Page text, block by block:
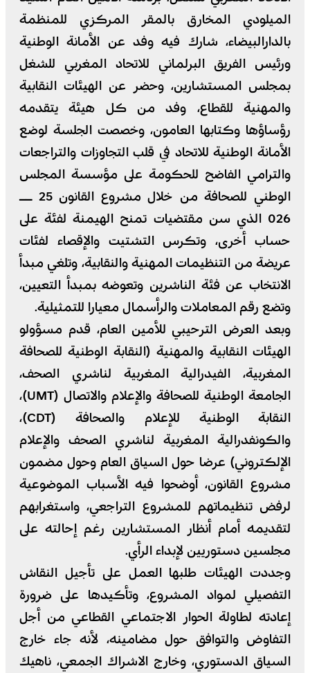
الميلودي المخارق بالمقر المركزي للمنظمة
بالدارالبيضاء، شارك فيه وفد عن الأمانة الوطنية
ورئيس الفريق البرلماني للاتحاد المغربي للشغل
بمجلس المستشارين، وحضر عن الهيئات النقابية
والمهنية للقطاع، وفد من كل هيئة يتقدمه
رؤساؤها وكتابها العامون، وخصصت الجلسة لوضع
الأمانة الوطنية للاتحاد في قلب التجاوزات والتراجعات
والترامي الفاضح للحكومة على مؤسسة المجلس
الوطني للصحافة من خلال مشروع القانون 25 ــ
026 الذي سن مقتضيات تمنح الهيمنة لفئة على
حساب أخرى، وتكرس التشتيت والإقصاء لفئات
عريضة من التنظيمات المهنية والنقابية، وتلغي مبدأ
الانتخاب عن فئة الناشرين وتعوضه بمبدأ التعيين،
وتضع رقم المعاملات والرأسمال معيارا للتمثيلية.
وبعد العرض الترحيبي للأمين العام، قدم مسؤولو
الهيئات النقابية والمهنية (النقابة الوطنية للصحافة
المغربية، الفيدرالية المغربية لناشري الصحف،
الجامعة الوطنية للصحافة والإعلام والاتصال (UMT)،
النقابة الوطنية للإعلام والصحافة (CDT)،
والكونفدرالية المغربية لناشري الصحف والإعلام
الإلكتروني) عرضا حول السياق العام وحول مضمون
مشروع القانون، أوضحوا فيه الأسباب الموضوعية
لرفض تنظيماتهم للمشروع التراجعي، واستغرابهم
لتقديمه أمام أنظار المستشارين رغم إحالته على
مجلسين دستوريين لإبداء الرأي.
وجددت الهيئات طلبها العمل على تأجيل النقاش
التفصيلي لمواد المشروع، وتأكيدها على ضرورة
إعادته لطاولة الحوار الاجتماعي القطاعي من أجل
التفاوض والتوافق حول مضامينه، لأنه جاء خارج
السياق الدستوري، وخارج الاشراك الجمعي، ناهيك